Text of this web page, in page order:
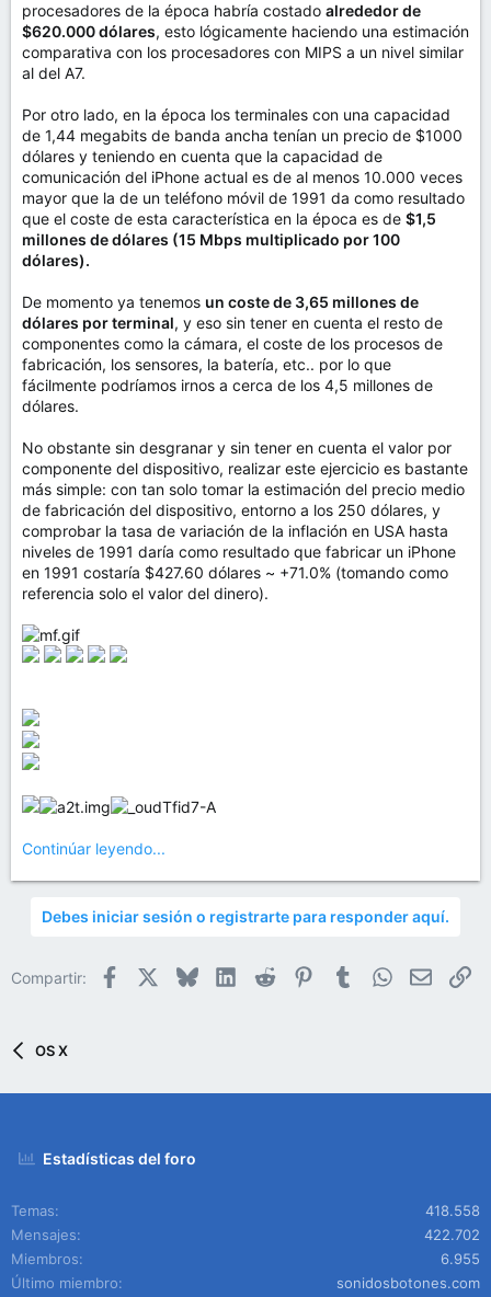
procesadores de la época habría costado alrededor de
$620.000 dólares, esto lógicamente haciendo una estimación
comparativa con los procesadores con MIPS a un nivel similar
al del A7.
Por otro lado, en la época los terminales con una capacidad
de 1,44 megabits de banda ancha tenían un precio de $1000
dólares y teniendo en cuenta que la capacidad de
comunicación del iPhone actual es de al menos 10.000 veces
mayor que la de un teléfono móvil de 1991 da como resultado
que el coste de esta característica en la época es de $1,5
millones de dólares (15 Mbps multiplicado por 100
dólares).
De momento ya tenemos un coste de 3,65 millones de
dólares por terminal, y eso sin tener en cuenta el resto de
componentes como la cámara, el coste de los procesos de
fabricación, los sensores, la batería, etc.. por lo que
fácilmente podríamos irnos a cerca de los 4,5 millones de
dólares.
No obstante sin desgranar y sin tener en cuenta el valor por
componente del dispositivo, realizar este ejercicio es bastante
más simple: con tan solo tomar la estimación del precio medio
de fabricación del dispositivo, entorno a los 250 dólares, y
comprobar la tasa de variación de la inflación en USA hasta
niveles de 1991 daría como resultado que fabricar un iPhone
en 1991 costaría $427.60 dólares ~ +71.0% (tomando como
referencia solo el valor del dinero).
Continúar leyendo...
Debes iniciar sesión o registrarte para responder aquí.
Compartir: Facebook BlueskyLinkedIn
Reddit PinterestTumblrWhatsApp
Email
OS X
Estadísticas del foro
Temas
418.558
Mensajes
422.702
Miembros
6.955
Último miembro
sonidosbotones.com